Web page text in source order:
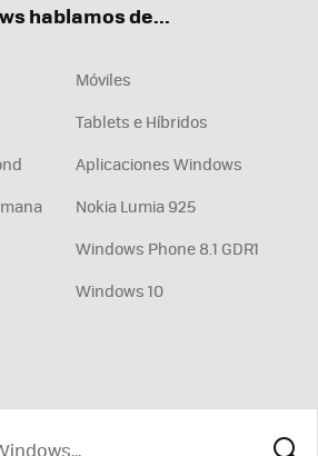
hablamos de...
Móviles
Tablets e Híbridos
Aplicaciones Windows
Nokia Lumia 925
Windows Phone 8.1 GDR1
Windows 10